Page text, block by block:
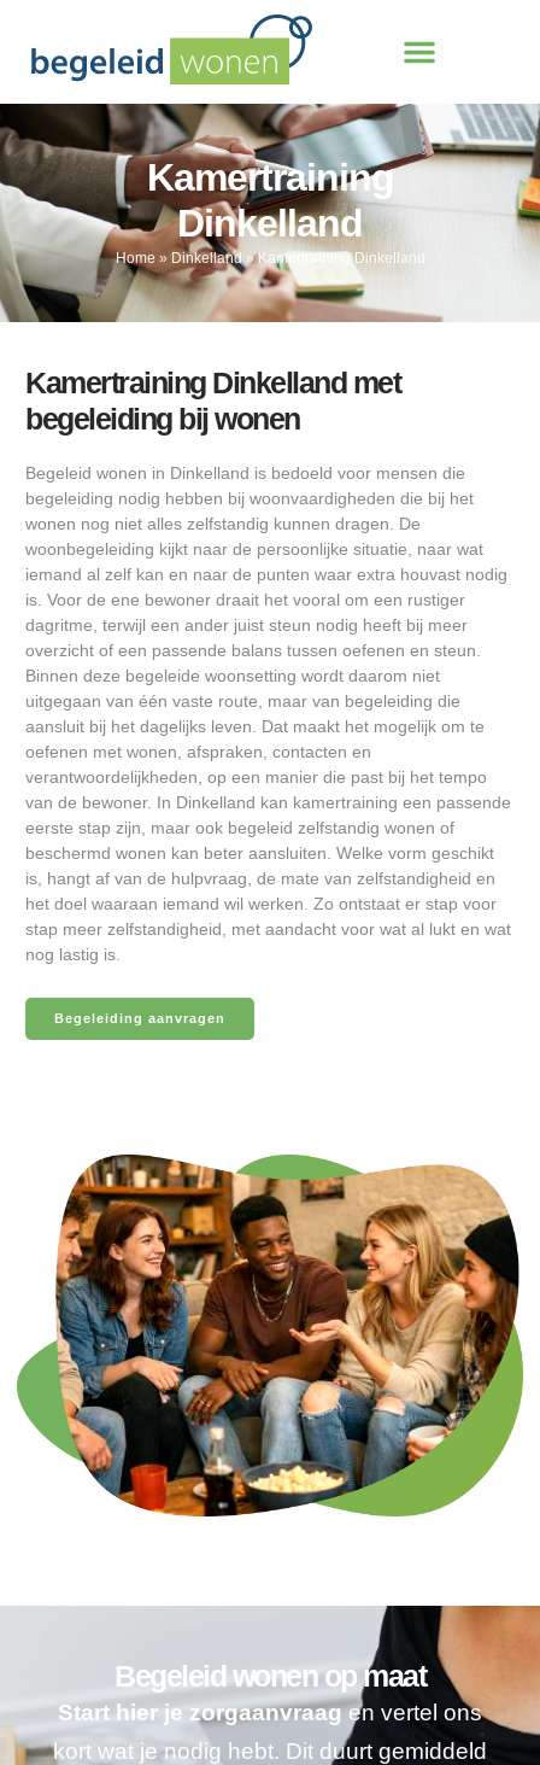
Kamertraining
Dinkelland
Home » Dinkelland»Kamertraining Dinkelland
Kamertraining Dinkelland met
begeleiding bij wonen
Begeleid wonen in Dinkelland is bedoeld voor mensen die
begeleiding nodig hebben bij woonvaardigheden die bij het
wonen nog niet alles zelfstandig kunnen dragen. De
woonbegeleiding kijkt naar de persoonlijke situatie, naar wat
iemand al zelf kan en naar de punten waar extra houvast nodig
is. Voor de ene bewoner draait het vooral om een rustiger
dagritme, terwijl een ander juist steun nodig heeft bij meer
overzicht of een passende balans tussen oefenen en steun.
Binnen deze begeleide woonsetting wordt daarom niet
uitgegaan van één vaste route, maar van begeleiding die
aansluit bij het dagelijks leven. Dat maakt het mogelijk om te
oefenen met wonen, afspraken, contacten en
verantwoordelijkheden, op een manier die past bij het tempo
van de bewoner. In Dinkelland kan kamertraining een passende
eerste stap zijn, maar ook begeleid zelfstandig wonen of
beschermd wonen kan beter aansluiten. Welke vorm geschikt
is, hangt af van de hulpvraag, de mate van zelfstandigheid en
het doel waaraan iemand wil werken. Zo ontstaat er stap voor
stap meer zelfstandigheid, met aandacht voor wat al lukt en wat
nog lastig is.
Begeleiding aanvragen
Begeleid wonen op maat
Start hier je zorgaanvraagen vertel ons
kort wat je nodig hebt. Dit duurt gemiddeld